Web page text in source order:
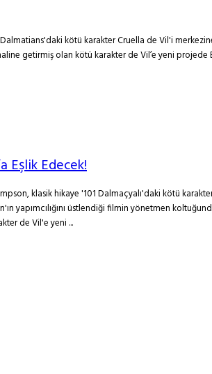
kötü karakter Cruella de Vil'i
getirmiş olan kötü karakter de Vil’e yeni
Eşlik Edecek!
klasik hikaye '101 Dalmaçyalı'daki kötü
yapımcılığını üstlendiği filmin yönetmen
de Vil'e yeni ...